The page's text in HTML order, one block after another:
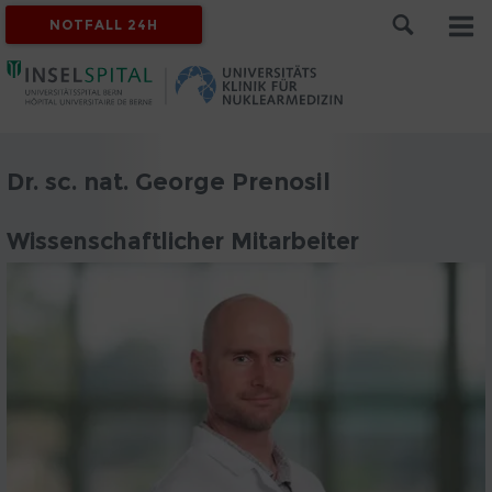
NOTFALL 24H
Dr. sc. nat. George Prenosil
Wissenschaftlicher Mitarbeiter